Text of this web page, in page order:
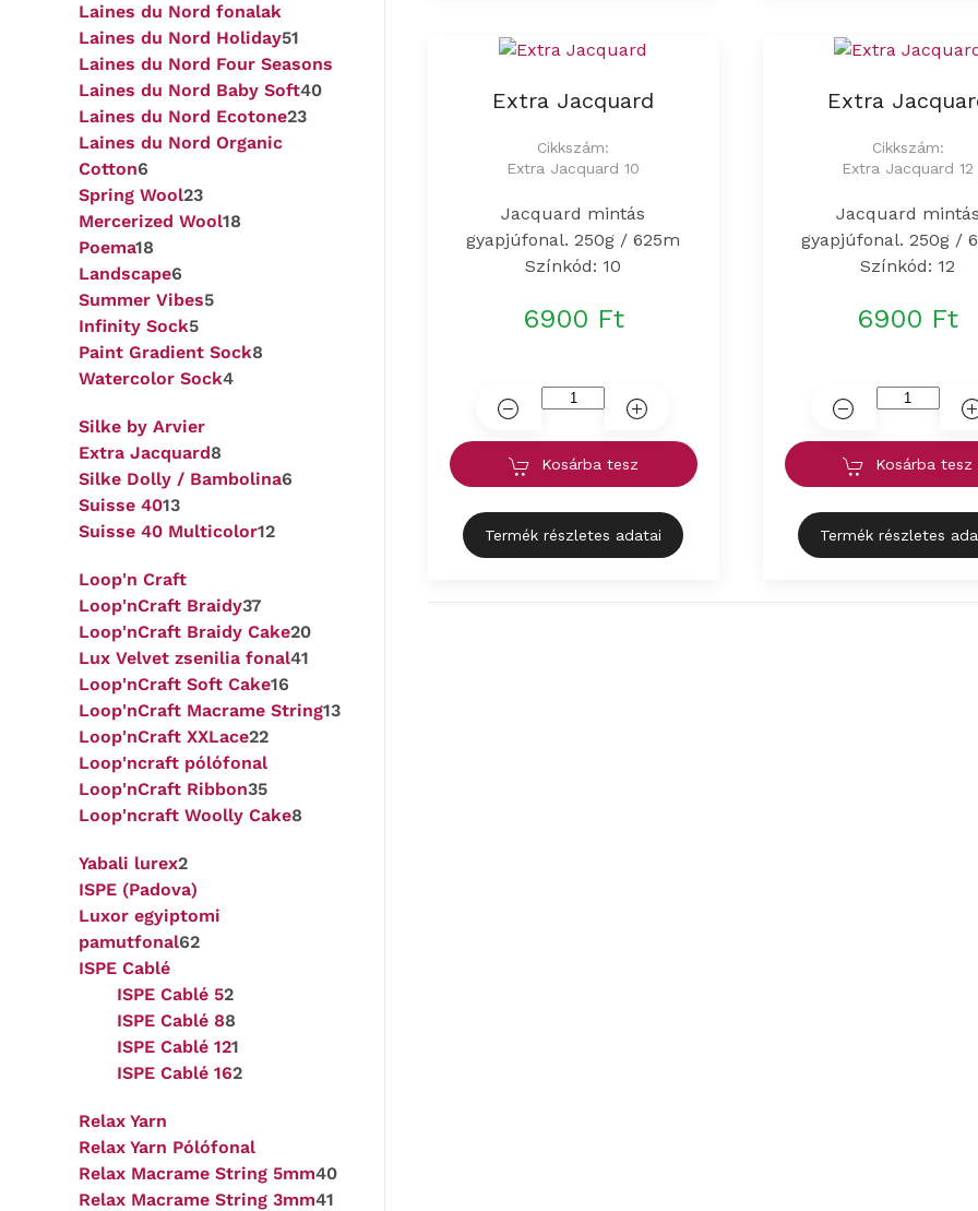
Laines du Nord fonalak
Laines du Nord Holiday51
Laines du Nord Four Seasons
Laines du Nord Baby Soft40
Laines du Nord Ecotone23
Laines du Nord Organic
Cotton6
Spring Wool23
Mercerized Wool18
Poema18
Landscape6
Summer Vibes5
Infinity Sock5
Paint Gradient Sock8
Watercolor Sock4
Silke by Arvier
Extra Jacquard8
Silke Dolly / Bambolina6
Suisse 4013
Suisse 40 Multicolor12
Loop'n Craft
Loop'nCraft Braidy37
Loop'nCraft Braidy Cake20
Lux Velvet zsenilia fonal41
Loop'nCraft Soft Cake16
Loop'nCraft Macrame String13
Loop'nCraft XXLace22
Loop'ncraft pólófonal
Loop'nCraft Ribbon35
Loop'ncraft Woolly Cake8
Yabali lurex2
ISPE (Padova)
Luxor egyiptomi
pamutfonal62
ISPE Cablé
ISPE Cablé 52
ISPE Cablé 88
ISPE Cablé 121
ISPE Cablé 162
Relax Yarn
Relax Yarn Pólófonal
Relax Macrame String 5mm40
Relax Macrame String 3mm41
Extra Jacquard
Cikkszám:
Extra Jacquard 10
Jacquard mintás
gyapjúfonal. 250g / 625m
Színkód: 10
6900 Ft
Kosárba tesz
Termék részletes adatai
Extra
Cikkszám:
Extra Jacquard 12
Jacquard
gyapjúfonal. 250g /
Színkód: 12
6900 Ft
Kosárba tesz
Termék részletes